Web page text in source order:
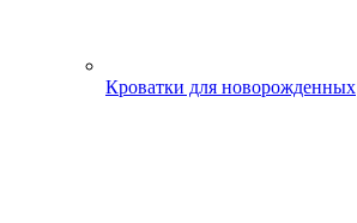
Кроватки для новорожденных